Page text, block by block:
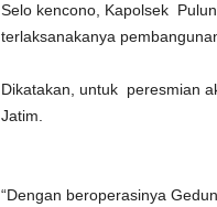
Selo kencono, Kapolsek
terlaksanakanya
Dikatakan, untuk peresmian
Jatim.
“Dengan beroperasinya